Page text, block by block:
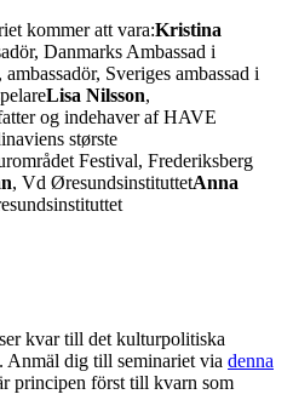
kommer att vara:Kristina
Danmarks Ambassad i
, ambassadör, Sveriges ambassad i
Lisa Nilsson,
og indehaver af HAVE
største
Festival, Frederiksberg
, Vd ØresundsinstituttetAnna
kvar till det kulturpolitiska
Anmäl dig till seminariet via denna
principen först till kvarn som